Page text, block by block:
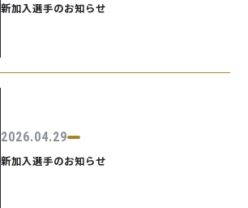
新加入選手のお知らせ
2026.04.29
新加入選手のお知らせ